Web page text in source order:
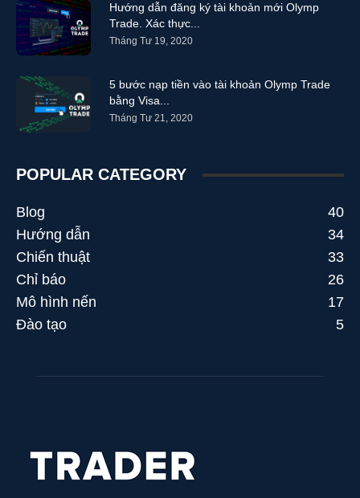
Hướng dẫn đăng ký tài khoản mới Olymp
Trade. Xác thực...
Tháng Tư 19, 2020
5 bước nạp tiền vào tài khoản Olymp Trade
bằng Visa...
Tháng Tư 21, 2020
POPULAR CATEGORY
Blog
40
Hướng dẫn
34
Chiến thuật
33
Chỉ báo
26
Mô hình nến
17
Đào tạo
5